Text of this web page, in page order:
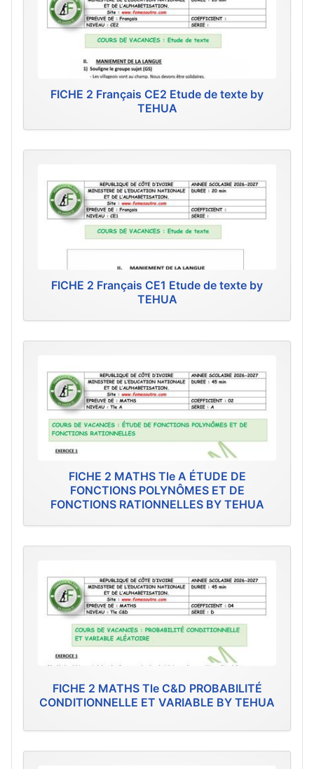
FICHE 2 Français CE2 Etude de texte by
TEHUA
FICHE 2 Français CE1 Etude de texte by
TEHUA
FICHE 2 MATHS Tle A ÉTUDE DE
FONCTIONS POLYNÔMES ET DE
FONCTIONS RATIONNELLES BY TEHUA
FICHE 2 MATHS Tle C&D PROBABILITÉ
CONDITIONNELLE ET VARIABLE BY TEHUA